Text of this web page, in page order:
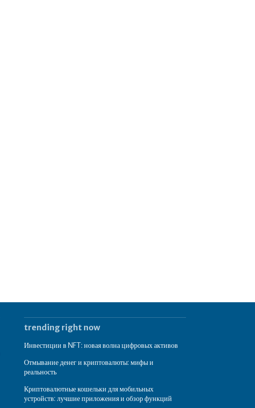
trending right now
Инвестиции в NFT: новая волна цифровых активов
Отмывание денег и криптовалюты: мифы и
реальность
Криптовалютные кошельки для мобильных
устройств: лучшие приложения и обзор функций